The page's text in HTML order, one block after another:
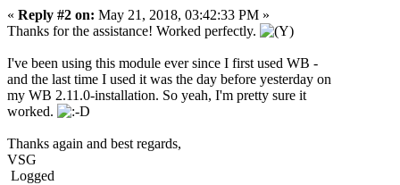
« Reply #2 on: May 21, 2018, 03:42:33 PM »
Thanks for the assistance! Worked perfectly.
I've been using this module ever since I first used WB -
and the last time I used it was the day before yesterday on
my WB 2.11.0-installation. So yeah, I'm pretty sure it
worked.
Thanks again and best regards,
VSG
Logged